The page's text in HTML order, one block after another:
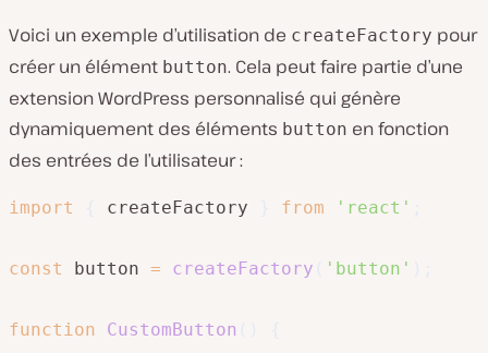
Voici un exemple d’utilisation de createFactory pour
créer un élément button. Cela peut faire partie d’une
extension WordPress personnalisé qui génère
dynamiquement des éléments button en fonction
des entrées de l’utilisateur :
import createFactory from 'react'
const button = createFactory 'button'
function CustomButton